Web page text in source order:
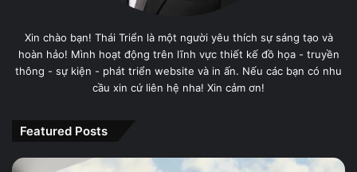
Xin chào bạn! Thái Triển là một người yêu thích sự sáng tạo và
hoàn hảo! Mình hoạt động trên lĩnh vực thiết kế đồ họa - truyền
thông - sự kiện - phát triển website và in ấn. Nếu các bạn có nhu
cầu xin cứ liên hệ nha! Xin cảm ơn!
Featured Posts
PANTONE